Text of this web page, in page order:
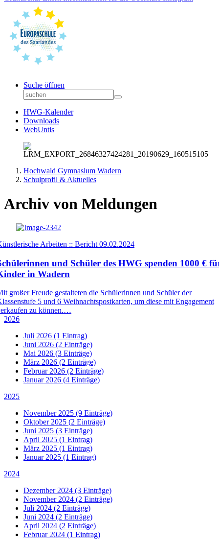
Suche öffnen
HWG-Kalender
Downloads
WebUntis
Hochwald Gymnasium Wadern
Schulprofil & Aktuelles
Archiv von Meldungen
Arbeiten :: Bericht 09.02.2024
und Schüler des HWG spenden 1000 €
in Wadern
großer Freude gestalteten die Schülerinnen und Schüler der
5 und 6 Weihnachtspostkarten, um diese mit Engagement
zu können.…
2026
Juli 2026 (1 Eintrag)
Juni 2026 (2 Einträge)
Mai 2026 (3 Einträge)
März 2026 (2 Einträge)
Februar 2026 (2 Einträge)
Januar 2026 (4 Einträge)
2025
November 2025 (9 Einträge)
Oktober 2025 (2 Einträge)
Juni 2025 (3 Einträge)
April 2025 (1 Eintrag)
März 2025 (1 Eintrag)
Januar 2025 (1 Eintrag)
2024
Dezember 2024 (3 Einträge)
November 2024 (2 Einträge)
Juli 2024 (2 Einträge)
Juni 2024 (2 Einträge)
April 2024 (2 Einträge)
Februar 2024 (1 Eintrag)